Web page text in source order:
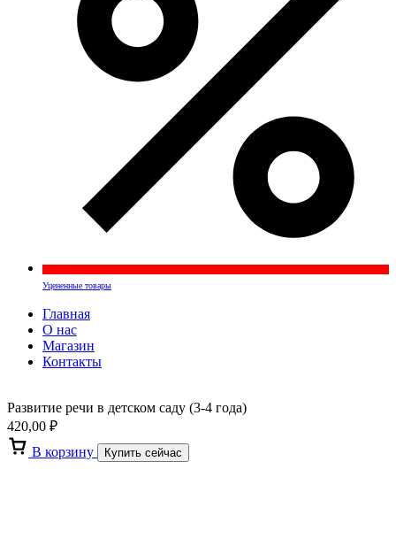
Уцененные товары
Главная
О нас
Магазин
Контакты
Развитие речи в детском саду (3-4 года)
420,00 ₽
В корзину
Купить сейчас